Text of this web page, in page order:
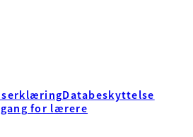
Databeskyttelse
for lærere